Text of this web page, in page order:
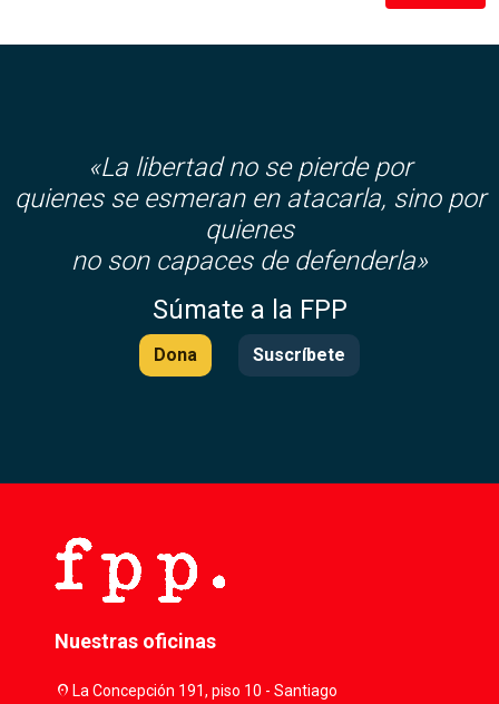
«La libertad no se pierde por
quienes se esmeran en atacarla, sino por
quienes
no son capaces de defenderla»
Súmate a la FPP
Dona Suscríbete
Nuestras oficinas
location_onLa Concepción 191, piso 10 - Santiago